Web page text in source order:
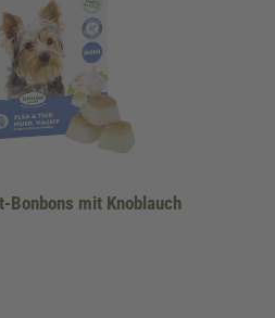
Bonbons mit Knoblauch